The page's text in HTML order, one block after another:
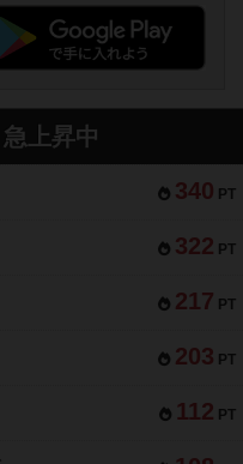
上昇中
340 PT
322 PT
217 PT
203 PT
112 PT